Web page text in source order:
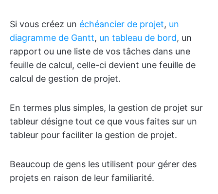
Si vous créez un échéancier de projet, un
diagramme de Gantt, un tableau de bord, un
rapport ou une liste de vos tâches dans une
feuille de calcul, celle-ci devient une feuille de
calcul de gestion de projet.
En termes plus simples, la gestion de projet sur
tableur désigne tout ce que vous faites sur un
tableur pour faciliter la gestion de projet.
Beaucoup de gens les utilisent pour gérer des
projets en raison de leur familiarité.